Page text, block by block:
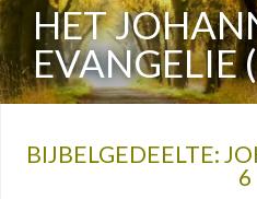
HET
EVANGELIE
BIJBELGEDEELTE:
6